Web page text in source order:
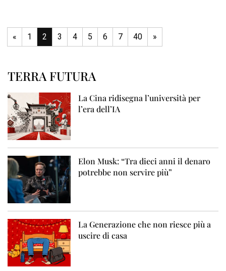
« 1 2 3 4 5 6 7 40 »
TERRA FUTURA
La Cina ridisegna l’università per
l’era dell’IA
Elon Musk: “Tra dieci anni il denaro
potrebbe non servire più”
La Generazione che non riesce più a
uscire di casa